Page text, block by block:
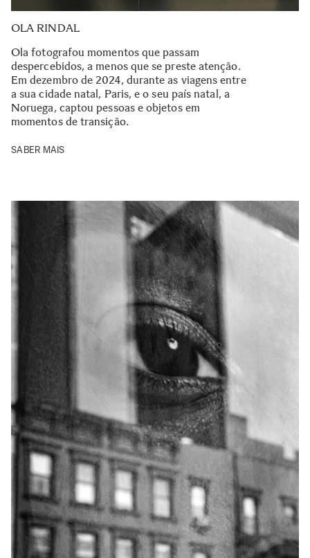
OLA RINDAL
Ola fotografou momentos que passam
despercebidos, a menos que se preste atenção.
Em dezembro de 2024, durante as viagens entre
a sua cidade natal, Paris, e o seu país natal, a
Noruega, captou pessoas e objetos em
momentos de transição.
SABER MAIS